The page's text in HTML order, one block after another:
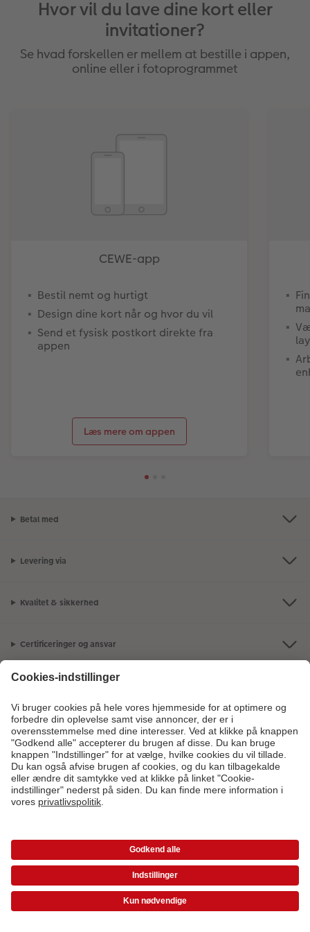
Hvor vil du lave dine kort eller
invitationer?
Se hvad forskellen er mellem at bestille i appen,
online eller i fotoprogrammet
CEWE-app
Bestil nemt og hurtigt
Design dine kort når og hvor du vil
Send et fysisk postkort direkte fra
appen
Læs mere om appen
Betal med
Levering via
Kvalitet & sikkerhed
Certificeringer og ansvar
Om os
Fotoprodukter
44 22 01 90- Man-fre: 09:00-20:00 | Søn: 14:00-
20:00 (undtagen helligdage)
* Værdikoder gælder ikke Ekspresfotos, gavekort samt fragt og startpris.